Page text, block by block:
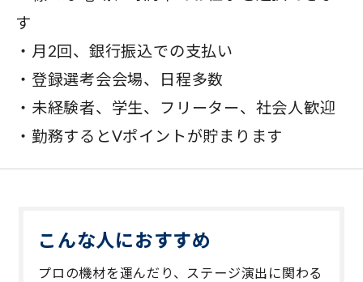
す
・月2回、銀行振込での支払い
・登録選考会会場、日程多数
・未経験者、学生、フリーター、社会人歓迎
・勤務するとVポイントが貯まります
こんな人におすすめ
プロの機材を運んだり、ステージ演出に関わる